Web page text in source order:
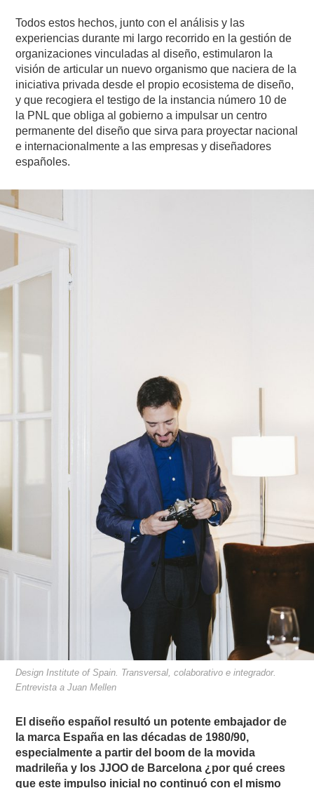
Todos estos hechos, junto con el análisis y las
experiencias durante mi largo recorrido en la gestión de
organizaciones vinculadas al diseño, estimularon la
visión de articular un nuevo organismo que naciera de la
iniciativa privada desde el propio ecosistema de diseño,
y que recogiera el testigo de la instancia número 10 de
la PNL que obliga al gobierno a impulsar un centro
permanente del diseño que sirva para proyectar nacional
e internacionalmente a las empresas y diseñadores
españoles.
Design Institute of Spain. Transversal, colaborativo e integrador.
Entrevista a Juan Mellen
El diseño español resultó un potente embajador de
la marca España en las décadas de 1980/90,
especialmente a partir del boom de la movida
madrileña y los JJOO de Barcelona ¿por qué crees
que este impulso inicial no continuó con el mismo